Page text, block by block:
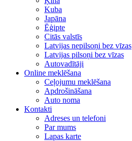
Kuba
Japāna
Ēģipte
Citās valstīs
Latvijas nepilsoņi bez vīzas
Latvijas pilsoņi bez vīzas
Autovadītāji
Online meklēšana
Ceļojumu meklēšana
Apdrošināšana
Auto noma
Kontakti
Adreses un telefoni
Par mums
Lapas karte